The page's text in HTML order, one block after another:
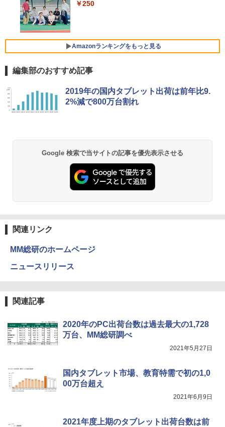
中古 ノートパソコン Office付き 第10世
￥39,999
ノートパソコン 中古 15.6型 HP ProBoo
k 250 G7シリーズ 第8世代 Core i5 メモ
リ8GB SSD256B+HDD500GB Windows
90 AIO｜23.8型 IPSフルHD｜Core i5-11
500T｜Windows11 Pro｜NVMe SSD 25
5.1｜Type-C｜DVD±RW｜一体型PC｜中
￥56,800
ン】 【3年保証】APPLE アップル MAC
MINI SSD256GB メモリ8GB APPLE Ma
c OS X 中古 アウトレット 返品 送料無料
中古デスクトップパソコン 中古パソコン
デスクトップパソコン デスクトップ PC
ハイビジョン 21インチ 液晶モニター ア
イリスオーヤマ DT-JF *
￥11,980
5
kksmart モバイルモニター 自立型 タッ
スプレイ ポータブルモニターType-C/mi
niHDMI PS5/XBOX/Switch/PC/Macなど
対応 GT-156
￥16,999
リング ANC 36時間再生
￥3,480
￥250
Amazonランキングをもっと見る
【Amazon.co.jp限定】 い・ろ・は・す 2L P
ET ラベルレス ×8本
by Amazon 天然水 ラベルレス 500ml ×24本
ウォーター ペットボトル 静岡県産 500ミリリ
ットル (Smart Basic)
【Amazon.co.jp限定】 伊藤園 磨かれて、澄
] [ 水 ] [ ペットボトル ] [ 箱買い ] [ ストック
] [ 水分補給 ]
薬屋のひとりごと 17巻 (デジタル版ビッグガ
ンガンコミックス)
異世界居酒屋「のぶ」(22) (角川コミックス・
￥832
スーパーの裏でヤニ吸うふたり 9巻 (デジタル
￥810
編集部のおすすめ記事
2019年の国内タブレット出荷は前年比9.
2%減で800万台割れ
Google 検索で当サイトの記事を優先表示させる
関連リンク
MM総研のホームページ
ニュースリリース
関連記事
2020年のPC出荷台数は過去最大の1,728
万台、MM総研調べ
2021年5月27日
国内タブレット市場、教育特需で初の1,0
00万台超え
2021年6月9日
2021年度上期のタブレット出荷台数は前